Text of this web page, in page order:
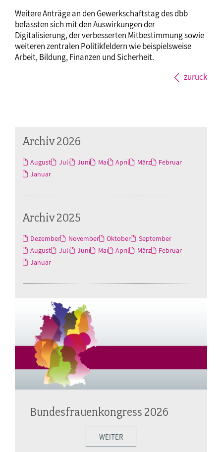
Weitere Anträge an den Gewerkschaftstag des dbb
befassten sich mit den Auswirkungen der
Digitalisierung, der verbesserten Mitbestimmung sowie
weiteren zentralen Politikfeldern wie beispielsweise
Arbeit, Bildung, Finanzen und Sicherheit.
zurück
Archiv 2026
August Juli Juni Mai April März
Februar
Januar
Archiv 2025
Dezember November Oktober
September
August
Juli Juni Mai April März
Februar
Januar
Bundesfrauenkongress 2026
WEITER